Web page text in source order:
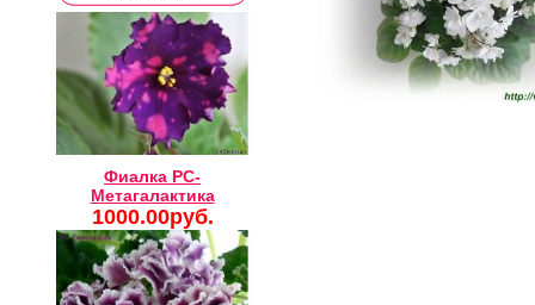
Фиалка РС-
Метагалактика
1000.00руб.